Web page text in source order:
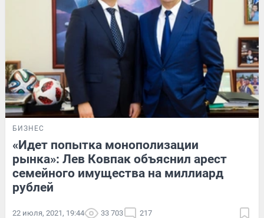
БИЗНЕС
«Идет попытка монополизации
рынка»: Лев Ковпак объяснил арест
семейного имущества на миллиард
рублей
22 июля, 2021, 19:44 33 703 217